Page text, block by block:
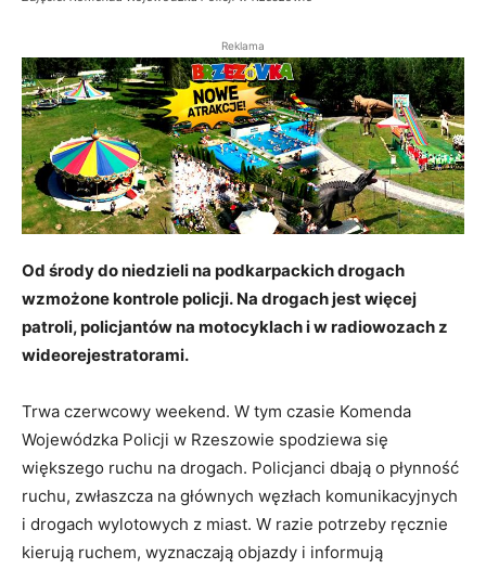
Reklama
Od środy do niedzieli na podkarpackich drogach
wzmożone kontrole policji. Na drogach jest więcej
patroli, policjantów na motocyklach i w radiowozach z
wideorejestratorami.
Trwa czerwcowy weekend. W tym czasie Komenda
Wojewódzka Policji w Rzeszowie spodziewa się
większego ruchu na drogach. Policjanci dbają o płynność
ruchu, zwłaszcza na głównych węzłach komunikacyjnych
i drogach wylotowych z miast. W razie potrzeby ręcznie
kierują ruchem, wyznaczają objazdy i informują